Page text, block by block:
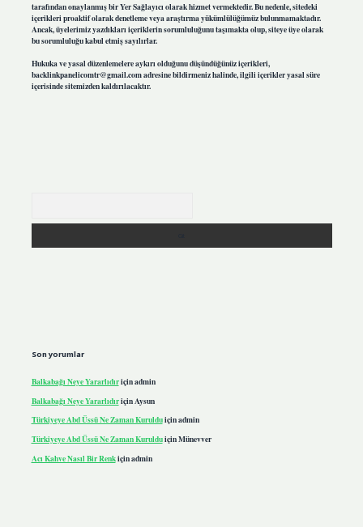
tarafından onaylanmış bir Yer Sağlayıcı olarak hizmet vermektedir. Bu nedenle, sitedeki
içerikleri proaktif olarak denetleme veya araştırma yükümlülüğümüz bulunmamaktadır.
Ancak, üyelerimiz yazdıkları içeriklerin sorumluluğunu taşımakta olup, siteye üye olarak
bu sorumluluğu kabul etmiş sayılırlar.
Hukuka ve yasal düzenlemelere aykırı olduğunu düşündüğünüz içerikleri,
backlinkpanelicomtr@gmail.comadresine bildirmeniz halinde, ilgili içerikler yasal süre
içerisinde sitemizden kaldırılacaktır.
Son yorumlar
Balkabağı Neye Yararlıdıriçinadmin
Balkabağı Neye Yararlıdıriçin Aysun
Türkiyeye Abd Üssü Ne Zaman Kurulduiçinadmin
Türkiyeye Abd Üssü Ne Zaman KurulduiçinMünevver
Acı Kahve Nasıl Bir Renkiçinadmin